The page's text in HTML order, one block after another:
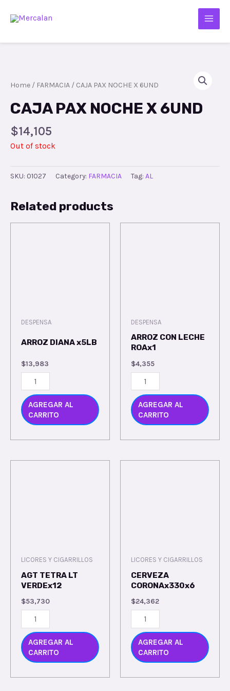
Home / FARMACIA / CAJA PAX NOCHE X 6UND
CAJA PAX NOCHE X 6UND
$14,105
Out of stock
SKU: 01027 Category: FARMACIA Tag: AL
Related products
DESPENSA
ARROZ DIANA x5LB
$13,983
AGREGAR AL
CARRITO
DESPENSA
ARROZ CON LECHE
ROAx1
$4,355
AGREGAR AL
CARRITO
LICORES Y CIGARRILLOS
AGT TETRA LT
VERDEx12
$53,730
AGREGAR AL
CARRITO
LICORES Y CIGARRILLOS
CERVEZA
CORONAx330x6
$24,362
AGREGAR AL
CARRITO